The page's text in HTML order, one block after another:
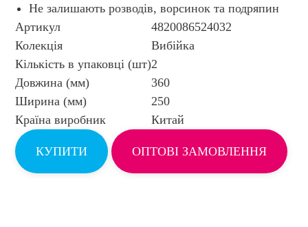
Не залишають розводів, ворсинок та подряпин
Артикул
4820086524032
Колекція
Вибійка
Кількість в упаковці (шт)2
Довжина (мм)
360
Ширина (мм)
250
Країна виробник
Китай
КУПИТИ ОПТОВІ ЗАМОВЛЕННЯ